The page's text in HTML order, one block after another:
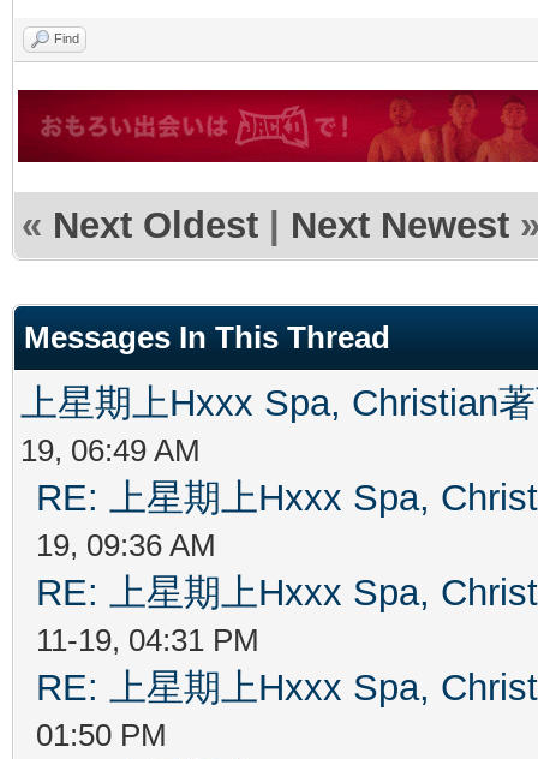
Find
« Next Oldest | Next Newest
Messages In This Thread
上星期上Hxxx Spa, Christian
19, 06:49 AM
RE: 上星期上Hxxx Spa,
19, 09:36 AM
RE: 上星期上Hxxx Spa,
11-19, 04:31 PM
RE: 上星期上Hxxx Spa,
01:50 PM